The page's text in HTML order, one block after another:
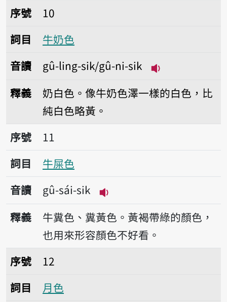
序號10牛奶色
序號
10
詞目
牛奶色
音讀
gû-ling-sik/gû-ni-sik
釋義
奶白色。像牛奶色澤一樣的白色，比
純白色略黃。
序號11牛屎色
序號
11
詞目
牛屎色
音讀
gû-sái-sik
播放音讀gû-sái-sik
釋義
牛糞色、糞黃色。黃褐帶綠的顏色，
也用來形容顏色不好看。
序號12月色
序號
12
詞目
月色